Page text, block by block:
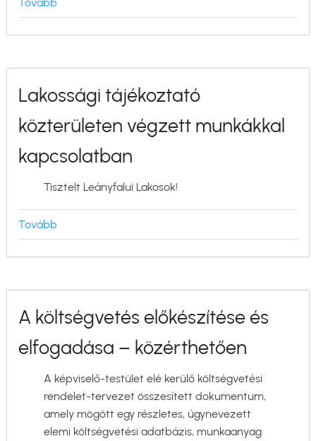
idős
hozzátartozóinknak
okmánycserében!)
Lakossági tájékoztató
közterületen végzett munkákkal
kapcsolatban
Tisztelt Leányfalui Lakosok!
Tovább
tájékoztató
közterületen
munkákkal
kapcsolatban)
A költségvetés előkészítése és
elfogadása – közérthetően
A képviselő-testület elé kerülő költségvetési
rendelet-tervezet összesített dokumentum,
amely mögött egy részletes, úgynevezett
elemi költségvetési adatbázis, munkaanyag